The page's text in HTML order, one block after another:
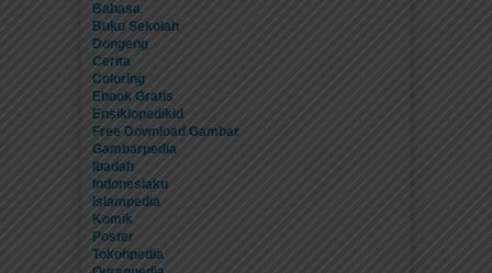
Bahasa
Buku Sekolah
Dongeng
Cerita
Coloring
Ebook Gratis
Ensiklopedikid
Free Download Gambar
Gambarpedia
Ibadah
Indonesiaku
Islampedia
Komik
Poster
Tokohpedia